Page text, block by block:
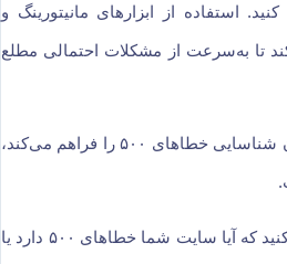
استفاده از ابزارهای مانیتورینگ و
تا به‌سرعت از مشکلات احتمالی مطلع
یکی از خدمات رایگان که امکان شناسایی خطاهای ۵۰۰ را فراهم می‌کند،
در این ابزار، می‌توانید بررسی کنید که آیا سایت شما خطاهای ۵۰۰ دارد یا